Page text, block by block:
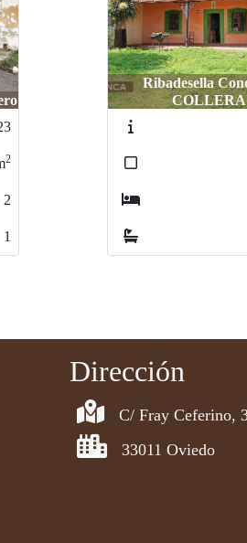
2
5
2
Siero /
Dirección
C/ Fray Ceferino,
33011 Oviedo